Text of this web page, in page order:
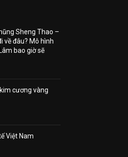
Sheng Thao –
về đâu? Mô hình
bao giờ sẽ
cương vàng
Việt Nam